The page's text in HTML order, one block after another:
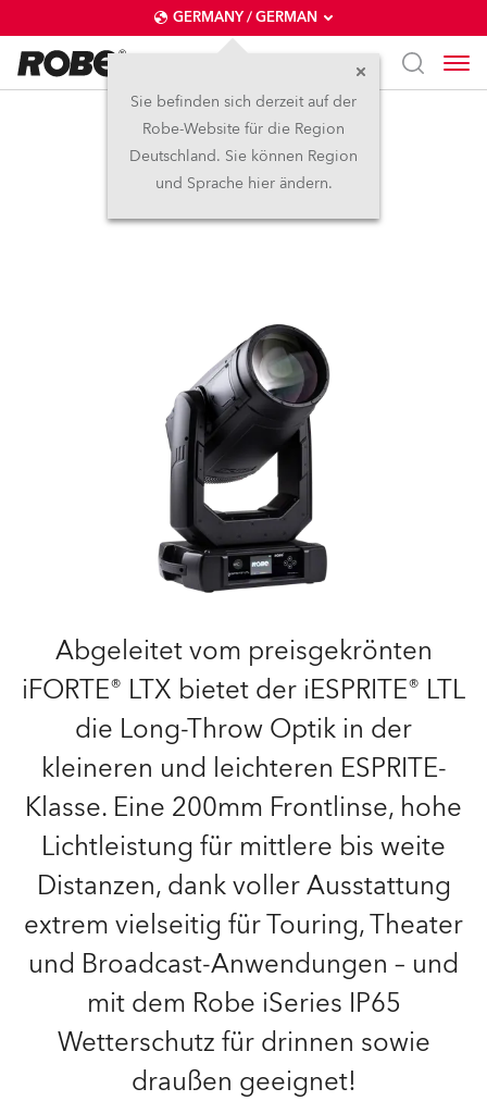
GERMANY / GERMAN
Sie befinden sich derzeit auf der
Robe-Website für die Region
Deutschland. Sie können Region
und Sprache hier ändern.
iESPRITE® LTL WB
NEU IP65
Abgeleitet vom preisgekrönten
iFORTE® LTX bietet der iESPRITE® LTL
die Long-Throw Optik in der
kleineren und leichteren ESPRITE-
Klasse. Eine 200mm Frontlinse, hohe
Lichtleistung für mittlere bis weite
Distanzen, dank voller Ausstattung
extrem vielseitig für Touring, Theater
und Broadcast-Anwendungen – und
mit dem Robe iSeries IP65
Wetterschutz für drinnen sowie
draußen geeignet!